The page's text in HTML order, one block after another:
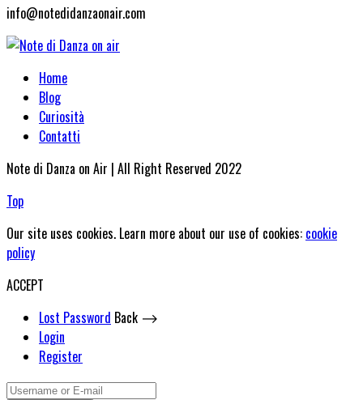
info@notedidanzaonair.com
Home
Blog
Curiosità
Contatti
Note di Danza on Air | All Right Reserved 2022
Top
Our site uses cookies. Learn more about our use of cookies: cookie
policy
ACCEPT
Lost Password Back ⟶
Login
Register